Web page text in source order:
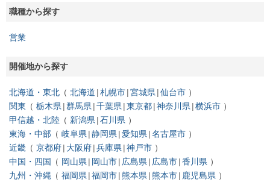
職種から探す
営業
開催地から探す
北海道・東北 北海道 札幌市 宮城県 仙台市
関東
栃木県 群馬県 千葉県 東京都 神奈川県 横浜市
甲信越・北陸
新潟県 石川県
東海・中部
岐阜県 静岡県 愛知県 名古屋市
近畿
京都府 大阪府 兵庫県 神戸市
中国・四国
岡山県 岡山市 広島県 広島市 香川県
九州・沖縄
福岡県 福岡市 熊本県 熊本市 鹿児島県